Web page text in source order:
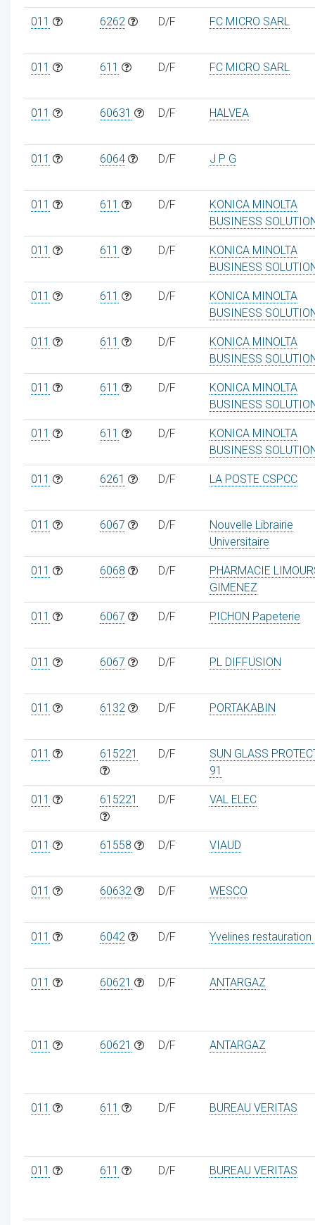
011 6262 D/F FC MICRO SARL
011 611 D/F FC MICRO SARL
011 60631 D/F HALVEA
011 6064 D/F J P G
011 611 D/F
KONICA MINOLTA
BUSINESS
011 611 D/F
KONICA MINOLTA
BUSINESS
011 611 D/F
KONICA MINOLTA
BUSINESS
011 611 D/F
KONICA MINOLTA
BUSINESS
011 611 D/F
KONICA MINOLTA
BUSINESS
011 611 D/F
KONICA MINOLTA
BUSINESS
011 6261 D/F LA POSTE CSPCC
011 6067 D/F
Nouvelle Librairie
Universitaire
011 6068 D/F
PHARMACIE
GIMENEZ
011 6067 D/F PICHON Papeterie
011 6067 D/F PL DIFFUSION
011 6132 D/F PORTAKABIN
011 615221 D/F
SUN GLASS
91
011 615221 D/F VAL ELEC
011 61558 D/F VIAUD
011 60632 D/F WESCO
011 6042 D/F Yvelines restauration
011 60621 D/F ANTARGAZ
011 60621 D/F ANTARGAZ
011 611 D/F BUREAU VERITAS
011 611 D/F BUREAU VERITAS